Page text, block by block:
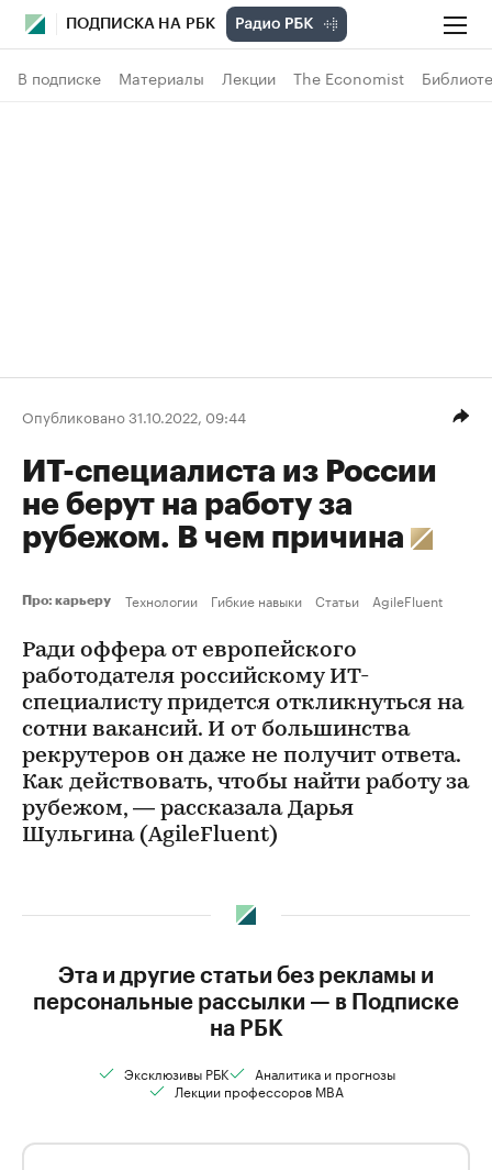
ПОДПИСКА НА РБК
В подписке Материалы Лекции The Economist
Опубликовано 31.10.2022, 09:44
ИТ-специалиста из России
не берут на работу за
рубежом. В чем причина
Про: карьеру Технологии Гибкие навыки Статьи AgileFluent
Ради оффера от европейского
работодателя российскому ИТ-
специалисту придется откликнуться на
сотни вакансий. И от большинства
рекрутеров он даже не получит ответа.
Как действовать, чтобы найти работу за
рубежом, — рассказала Дарья
Шульгина (AgileFluent)
Эта и другие статьи без рекламы и
персональные рассылки — в Подписке
на РБК
Эксклюзивы РБК
Аналитика и прогнозы
Лекции профессоров MBA